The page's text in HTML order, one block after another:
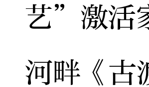
艺”激活
河畔《古